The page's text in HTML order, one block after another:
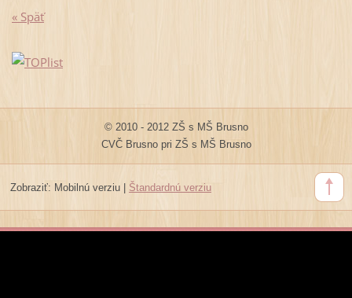
« Späť
© 2010 - 2012 ZŠ s MŠ Brusno
CVČ Brusno pri ZŠ s MŠ Brusno
Zobraziť: Mobilnú verziu| Štandardnú verziu